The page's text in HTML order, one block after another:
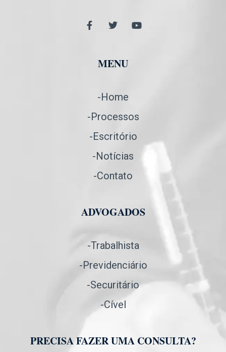
MENU
-Home
-Processos
-Escritório
-Notícias
-Contato
ADVOGADOS
-Trabalhista
-Previdenciário
-Securitário
-Cível
PRECISA FAZER UMA CONSULTA?